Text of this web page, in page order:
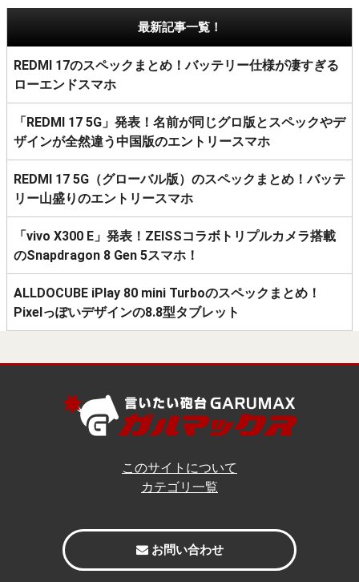
最新記事一覧！
REDMI 17のスペックまとめ！バッテリー仕様が凄すぎる
ローエンドスマホ
「REDMI 17 5G」発表！名前が同じグロ版とスペックやデ
ザインが全然違う中国版のエントリースマホ
REDMI 17 5G（グローバル版）のスペックまとめ！バッテ
リー山盛りのエントリースマホ
「vivo X300 E」発表！ZEISSコラボトリプルカメラ搭載
のSnapdragon 8 Gen 5スマホ！
ALLDOCUBE iPlay 80 mini Turboのスペックまとめ！
Pixelっぽいデザインの8.8型タブレット
このサイトについて
カテゴリ一覧
お問い合わせ